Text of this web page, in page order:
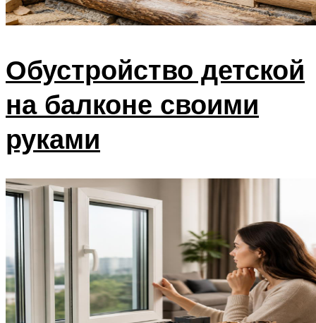
Обустройство детской
на балконе своими
руками